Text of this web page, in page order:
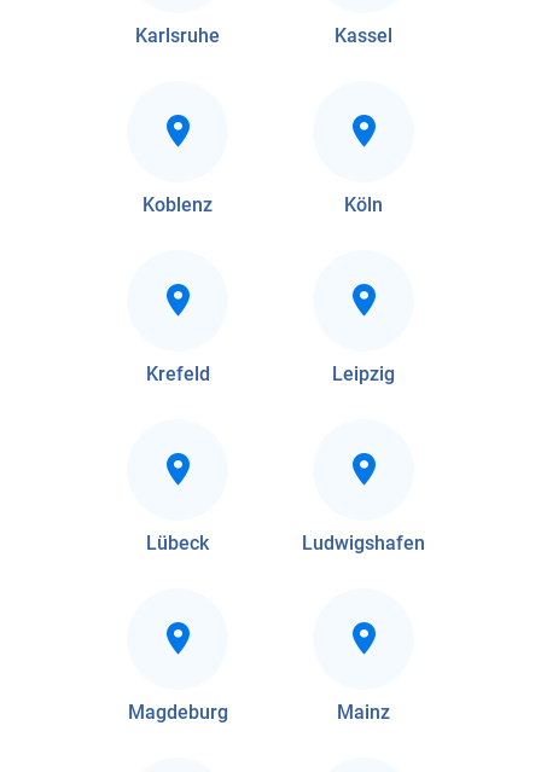
Karlsruhe Kassel
Koblenz Köln
Krefeld Leipzig
Lübeck Ludwigshafen
Magdeburg Mainz